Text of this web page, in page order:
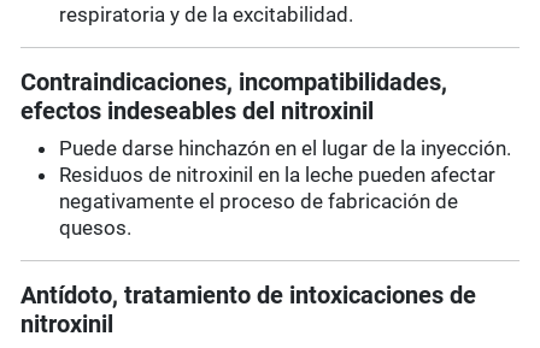
respiratoria y de la excitabilidad.
Contraindicaciones, incompatibilidades,
efectos indeseables del nitroxinil
Puede darse hinchazón en el lugar de la inyección.
Residuos de nitroxinil en la leche pueden afectar
negativamente el proceso de fabricación de
quesos.
Antídoto, tratamiento de intoxicaciones de
nitroxinil